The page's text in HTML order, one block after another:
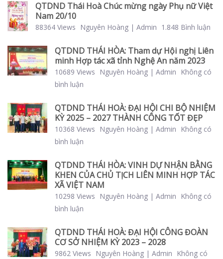
QTDND Thái Hoà Chúc mừng ngày Phụ nữ Việt
Nam 20/10
88364 Views Nguyên Hoàng | Admin 1.848 Bình luận
QTDND THÁI HÒA: Tham dự Hội nghị Liên
minh Hợp tác xã tỉnh Nghệ An năm 2023
10689 Views Nguyên Hoàng | Admin
Không có
bình luận
QTDND THÁI HOÀ: ĐẠI HỘI CHI BỘ NHIỆM
KỲ 2025 – 2027 THÀNH CÔNG TỐT ĐẸP
10368 Views Nguyên Hoàng | Admin
Không có
bình luận
QTDND THÁI HÒA: VINH DỰ NHẬN BẰNG
KHEN CỦA CHỦ TỊCH LIÊN MINH HỢP TÁC
XÃ VIỆT NAM
10298 Views Nguyên Hoàng | Admin
Không có
bình luận
QTDND THÁI HOÀ: ĐẠI HỘI CÔNG ĐOÀN
CƠ SỞ NHIỆM KỲ 2023 – 2028
9862 Views Nguyên Hoàng | Admin
Không có